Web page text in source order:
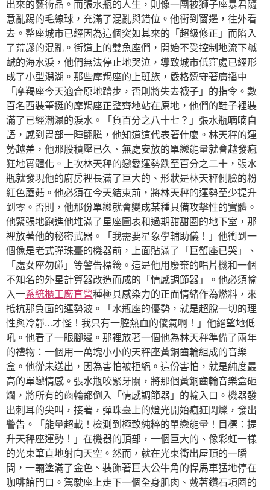
出來的藝術品。而張水瓶的人生，則像一團被獅子座暴君隨
意亂踢的毛線球，充滿了混亂與錯位。他衝到窗邊，往外看
去。整座城市已經因為這個突如其來的「超級修正」而陷入
了荒謬的混亂。街道上的雙魚座們，開始不受控制地流下鹹
鹹的海水淚，他們無法停止地哭泣，導致城市低窪處已經形
成了小型潟湖。那些摩羯座的上班族，嚴格遵守著廣播中
「摩羯座今天適合原地踏步，否則將失去襪子」的指令。數
百名西裝筆挺的摩羯座正整齊地站在原地，他們的鞋子裡裝
滿了已經潮濕的淚水。「負百分之八十七？」張水瓶喃喃自
語，感到胃部一陣翻騰，他知道這代表著什麼。林天秤的運
勢越差，他那股積壓已久、無處安放的單戀能量就會越發瘋
狂地實體化。上次林天秤的戀愛運勢跌至百分之二十，張水
瓶就發現他的廚房裡長滿了巨大的、形狀是林天秤側臉的粉
紅色蘑菇。他必須在今天結束前，將林天秤的運勢至少提升
到零。否則，他那份單戀就會變成某種具備攻擊性的實體。
他緊張地跑進他堆滿了星座圖表和過期甜甜圈的地下室，那
裡放著他的秘密武器。「我需要星象學輔助儀！」他衝到一
個像是老式彈珠臺的機器前，上面貼滿了「巨蟹座已哭」、
「處女座勿碰」等警告標籤。這是他用廢棄的唱片機和一個
不知名的外星計算器改造而成的「情感調節器」。他必須輸
入一系統櫃工廠直營種極具感染力的正面情緒作為燃料，來
抵抗那負面的運勢波。「水瓶座的優勢，就是超脫一切的理
性與冷靜…才怪！我只有一腔熱血的傻氣啊！」他絕望地低
吼。他看了一眼腳邊。那裡放著一個他為林天秤準備了兩年
的禮物：一個用一萬塊小小的天秤座黃銅齒輪組成的音樂
盒。他從未送出，因為害怕被拒絕。這份害怕，就是純度最
高的單戀情感。張水瓶咬緊牙關，將那個黃銅齒輪音樂盒砸
爛，將所有的齒輪都倒入「情感調節器」的輸入口。機器發
出刺耳的尖叫，接著，彈珠臺上的燈光開始瘋狂閃爍，發出
警告。「能量超載！檢測到極致純粹的單戀能量！目標：提
升天秤座運勢！」在機器的頂部，一個巨大的、像彩虹一樣
的光束筆直地射向天空。然而，就在光束衝出屋頂的一瞬
間，一輛塗滿了金色、裝飾著巨大公牛角的悍馬車猛地停在
咖啡館門口。駕駛座上走下一個全身肌肉、戴著鑽石項圈的